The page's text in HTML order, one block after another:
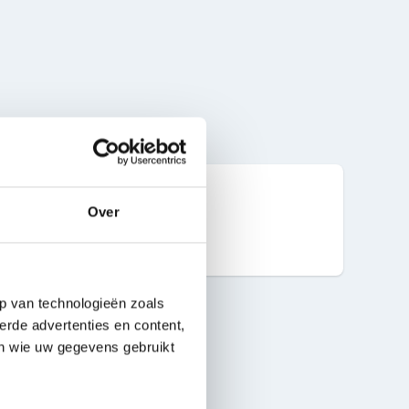
Over
van technologieën zoals
advertenties en content,
wie uw gegevens gebruikt